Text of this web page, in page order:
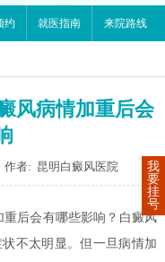
约 就医指南 来院路线
风病情加重后会
作者: 昆明白癜风医院
后会有哪些影响？白癜风
不太明显。但一旦病情加
我
要
挂
号